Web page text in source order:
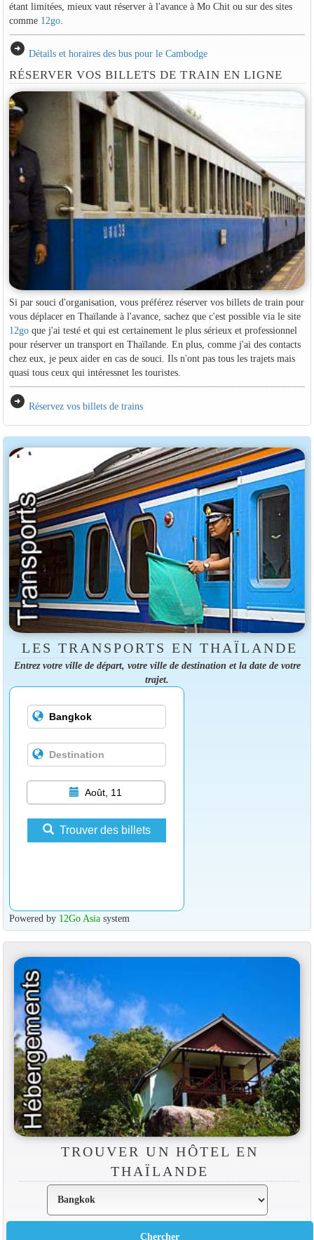
étant limitées, mieux vaut réserver à l'avance à Mo Chit ou sur des sites
comme 12go.
arrow_circle_right Détails et horaires des bus pour le Cambodge
RÉSERVER VOS BILLETS DE TRAIN EN LIGNE
Si par souci d'organisation, vous préférez réserver vos billets de train pour
vous déplacer en Thaïlande à l'avance, sachez que c'est possible via le site
12goque j'ai testé et qui est certainement le plus sérieux et professionnel
pour réserver un transport en Thaïlande. En plus, comme j'ai des contacts
chez eux, je peux aider en cas de souci. Ils n'ont pas tous les trajets mais
quasi tous ceux qui intéressnet les touristes.
arrow_circle_right Réservez vos billets de trains
LES TRANSPORTS EN THAÏLANDE
Entrez votre ville de départ, votre ville de destination et la date de votre
trajet.
Août, 11
Trouver des billets
Powered by 12Go Asiasystem
TROUVER UN HÔTEL EN
THAÏLANDE